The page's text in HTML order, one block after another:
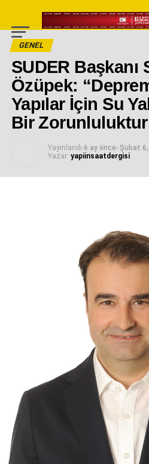
GENEL
SUDER Başkanı
Özüpek:
Yapılar İçin Su
Bir
Yayınlandı 6 ay önce- Şubat
Yazar: yapiinsaatdergisi